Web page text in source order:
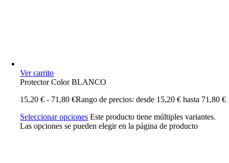
Ver carrito
Protector Color BLANCO
15,20€ - 71,80€Rango de precios: desde 15,20 € hasta 71,80 €
Seleccionar opciones Este producto tiene múltiples variantes.
Las opciones se pueden elegir en la página de producto